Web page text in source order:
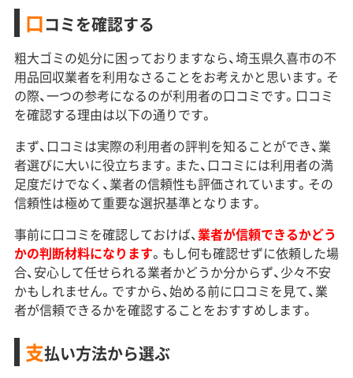
口コミを確認する
粗大ゴミの処分に困っておりますなら、埼玉県久喜市の不
用品回収業者を利用なさることをお考えかと思います。そ
の際、一つの参考になるのが利用者の口コミです。口コミ
を確認する理由は以下の通りです。
まず、口コミは実際の利用者の評判を知ることができ、業
者選びに大いに役立ちます。また、口コミには利用者の満
足度だけでなく、業者の信頼性も評価されています。その
信頼性は極めて重要な選択基準となります。
事前に口コミを確認しておけば、業者が信頼できるかどう
かの判断材料になります。もし何も確認せずに依頼した場
合、安心して任せられる業者かどうか分からず、少々不安
かもしれません。ですから、始める前に口コミを見て、業
者が信頼できるかを確認することをおすすめします。
支払い方法から選ぶ